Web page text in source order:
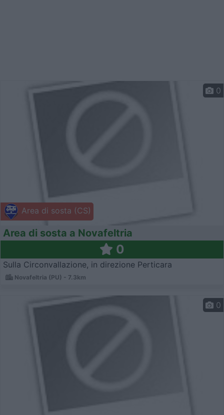
Area di sosta (CS)
0
Area di sosta a Novafeltria
0
Sulla Circonvallazione, in direzione Perticara
Novafeltria (PU) - 7.3km
0